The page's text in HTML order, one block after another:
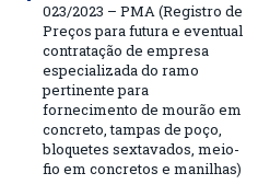
023/2023 – PMA (Registro de
Preços para futura e eventual
contratação de empresa
especializada do ramo
pertinente para
fornecimento de mourão em
concreto, tampas de poço,
bloquetes sextavados, meio-
fio em concretos e manilhas)